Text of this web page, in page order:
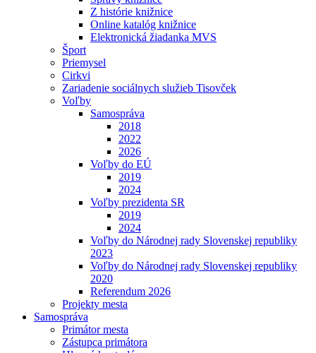
Z histórie knižnice
Online katalóg knižnice
Elektronická žiadanka MVS
Šport
Priemysel
Cirkvi
Zariadenie sociálnych služieb Tisovček
Voľby
Samospráva
2018
2022
2026
Voľby do EÚ
2019
2024
Voľby prezidenta SR
2019
2024
Voľby do Národnej rady Slovenskej republiky
2023
Voľby do Národnej rady Slovenskej republiky
2020
Referendum 2026
Projekty mesta
Samospráva
Primátor mesta
Zástupca primátora